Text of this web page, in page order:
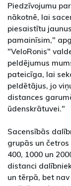
Piedzīvojumu
nākotnē, lai
piesaistītu
pamainīsim,"
"VeloRonis"
peldējumus
pateicīga, lai
peldētājus, jo
distances
ūdenskrātuvei."
Sacensībās
grupās un
400, 1000 un
distanci
un tērpā, bet